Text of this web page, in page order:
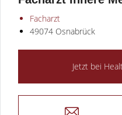
Facharzt
49074 Osnabrück